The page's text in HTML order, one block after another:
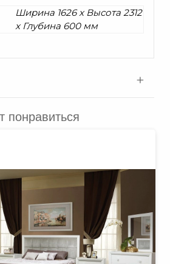
Ширина 1626 x Высота 2312
x Глубина 600 мм
понравиться